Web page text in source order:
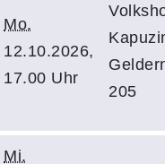
Mo.
12.10.2026,
17.00 Uhr
205
Mi.